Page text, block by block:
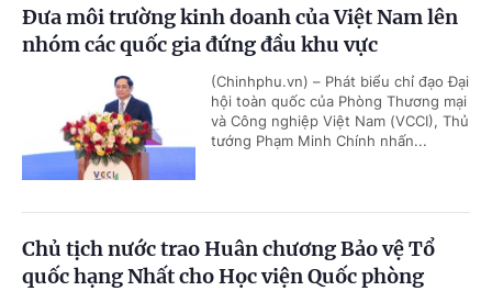
Đưa môi trường kinh doanh của Việt Nam lên
nhóm các quốc gia đứng đầu khu vực
(Chinhphu.vn) – Phát biểu chỉ đạo Đại
hội toàn quốc của Phòng Thương mại
và Công nghiệp Việt Nam (VCCI), Thủ
tướng Phạm Minh Chính nhấn...
Chủ tịch nước trao Huân chương Bảo vệ Tổ
quốc hạng Nhất cho Học viện Quốc phòng